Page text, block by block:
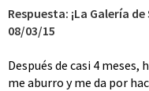
:
Respuesta: ¡La Galería
08/03/15
Después de casi 4 meses,
me aburro y me da por